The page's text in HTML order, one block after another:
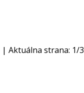
| Aktuálna strana: 1/3